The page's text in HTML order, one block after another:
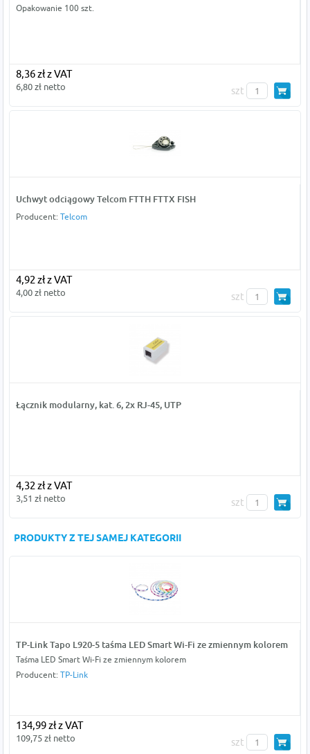
Opakowanie 100 szt.
8,36 zł z VAT
6,80 zł netto szt
Uchwyt odciągowy Telcom FTTH FTTX FISH
Producent: Telcom
4,92 zł z VAT
4,00 zł netto szt
Łącznik modularny, kat. 6, 2x RJ-45, UTP
4,32 zł z VAT
3,51 zł netto szt
PRODUKTY Z TEJ SAMEJ KATEGORII
TP-Link Tapo L920-5 taśma LED Smart Wi-Fi ze zmiennym kolorem
Taśma LED Smart Wi-Fi ze zmiennym kolorem
Producent: TP-Link
134,99 zł z VAT
109,75 zł netto szt